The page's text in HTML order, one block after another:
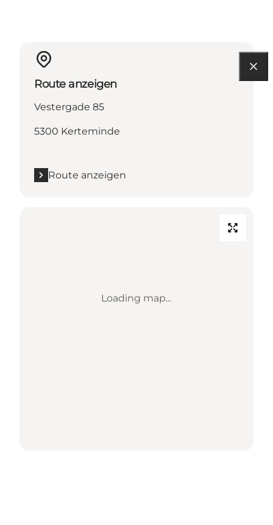
Route anzeigen
Vestergade 85
5300 Kerteminde
Route anzeigen
Loading map...